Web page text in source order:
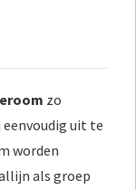
zo
eenvoudig uit te
worden
als groep